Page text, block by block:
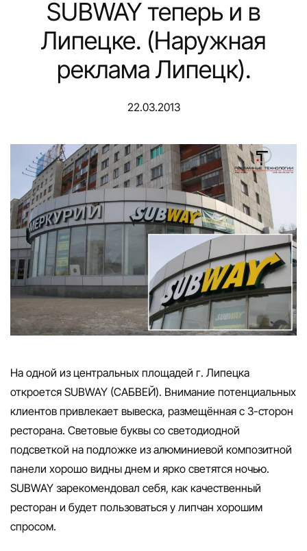
SUBWAY теперь и в
Липецке. (Наружная
реклама Липецк).
22.03.2013
На одной из центральных площадей г. Липецка
откроется SUBWAY (САБВЕЙ). Внимание потенциальных
клиентов привлекает вывеска, размещённая с 3-сторон
ресторана. Световые буквы со светодиодной
подсветкой на подложке из алюминиевой композитной
панели хорошо видны днем и ярко светятся ночью.
SUBWAY зарекомендовал себя, как качественный
ресторан и будет пользоваться у липчан хорошим
спросом.